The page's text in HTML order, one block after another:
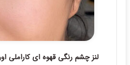
لنز چشم رنگی قهوه ای کاراملی